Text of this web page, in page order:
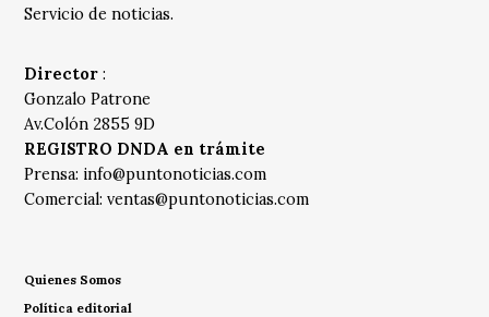
Servicio de noticias.
Director :
Gonzalo Patrone
Av.Colón 2855 9D
REGISTRO DNDA en trámite
Prensa: info@puntonoticias.com
Comercial:ventas@puntonoticias.com
Quienes Somos
Política editorial